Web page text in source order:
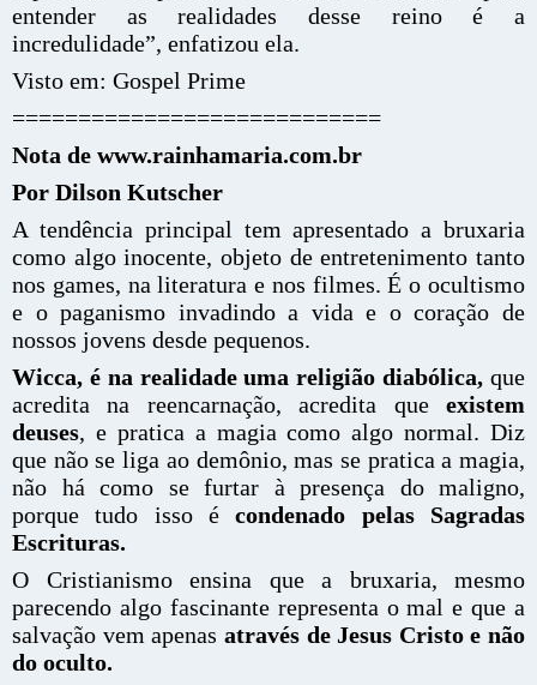
entender as realidades desse reino é a
incredulidade”, enfatizou ela.
Visto em: Gospel Prime
============================
Nota de www.rainhamaria.com.br
Por Dilson Kutscher
A tendência principal tem apresentado a bruxaria
como algo inocente, objeto de entretenimento tanto
nos games, na literatura e nos filmes. É o ocultismo
e o paganismo invadindo a vida e o coração de
nossos jovens desde pequenos.
Wicca, é na realidade uma religião diabólica, que
acredita na reencarnação, acredita que existem
deuses, e pratica a magia como algo normal. Diz
que não se liga ao demônio, mas se pratica a magia,
não há como se furtar à presença do maligno,
porque tudo isso écondenado pelas Sagradas
Escrituras.
O Cristianismo ensina que a bruxaria, mesmo
parecendo algo fascinante representa o mal e que a
salvação vem apenas através de Jesus Cristo e não
do oculto.